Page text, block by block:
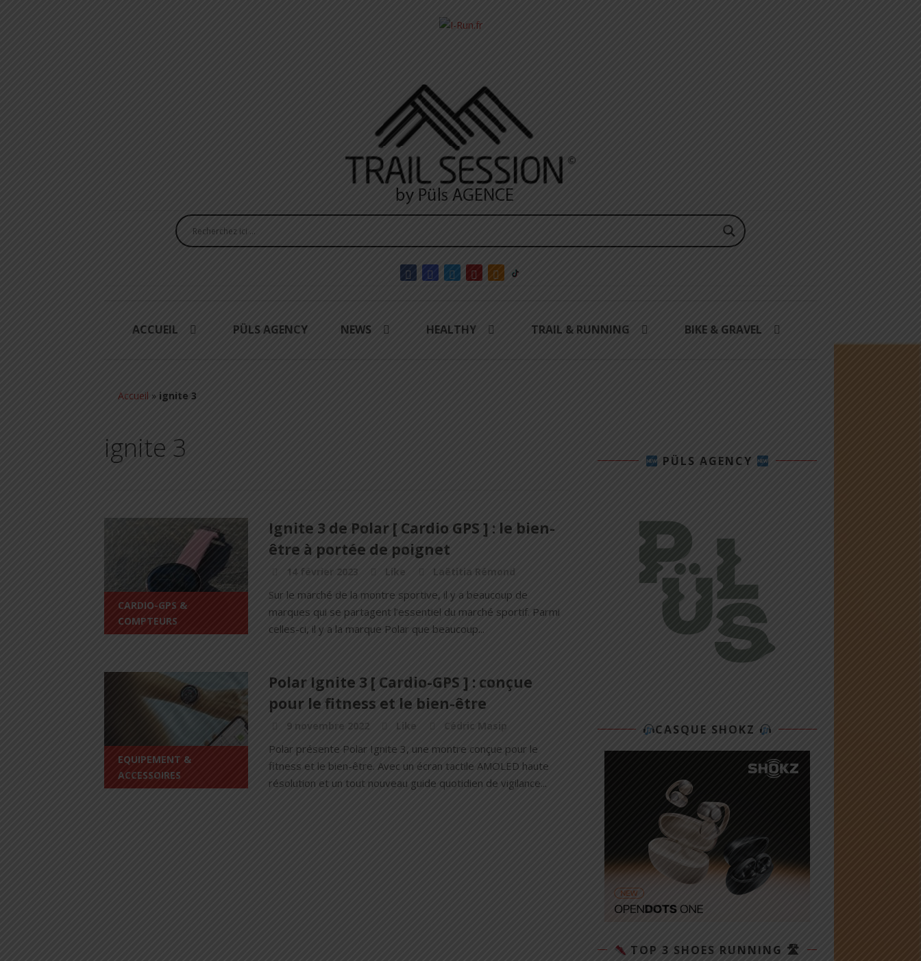
ACCUEIL PÜLS AGENCY NEWS HEALTHY TRAIL & RUNNING BIKE & GRAVEL
Accueil » ignite 3
ignite 3
CARDIO-GPS &
COMPTEURS
Ignite 3 de Polar [ Cardio GPS ] : le bien-
être à portée de poignet
14 février 2023 Like Laëtitia Rémond
Sur le marché de la montre sportive, il y a beaucoup de
marques qui se partagent l’essentiel du marché sportif. Parmi
celles-ci, il y a la marque Polar que beaucoup...
EQUIPEMENT &
ACCESSOIRES
Polar Ignite 3 [ Cardio-GPS ] : conçue
pour le fitness et le bien-être
9 novembre 2022 Like Cédric Masip
Polar présente Polar Ignite 3, une montre conçue pour le
fitness et le bien-être. Avec un écran tactile AMOLED haute
résolution et un tout nouveau guide quotidien de vigilance...
PÜLS AGENCY
CASQUE SHOKZ
TOP 3 SHOES RUNNING 🛣